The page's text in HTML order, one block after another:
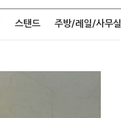
스탠드 주방/레일/사무실